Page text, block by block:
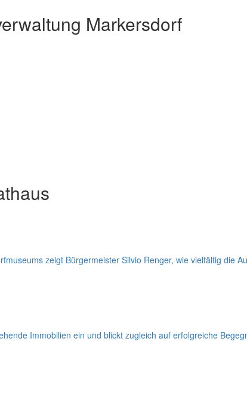
Markersdorf
zeigt Bürgermeister Silvio Renger, wie vielfältig die
Immobilien ein und blickt zugleich auf erfolgreiche